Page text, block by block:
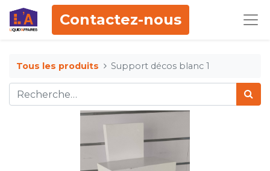
Contactez-nous
Tous les produits Support décos blanc 1